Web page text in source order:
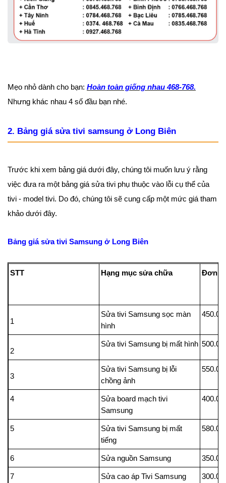
Mẹo nhỏ dành cho bạn: Hoàn toàn giống nhau 468-768.
Nhưng khác nhau 4 số đầu bạn nhé.
2. Bảng giá sửa tivi samsung ở Long Biên
Trước khi xem bảng giá dưới đây, chúng tôi muốn lưu ý rằng
việc đưa ra một bảng giá sửa tivi phụ thuộc vào lỗi cụ thể của
tivi - model tivi. Do đó, chúng tôi sẽ cung cấp một mức giá tham
khảo dưới đây.
Bảng giá sửa tivi Samsung ở Long Biên
STT Hạng mục sửa chữa
1
Sửa tivi Samsung sọc màn
hình
2
Sửa tivi Samsung bị mất hình
3
Sửa tivi Samsung bị lỗi
chồng ảnh
4
Sửa board mạch tivi
Samsung
5
Sửa tivi Samsung bị mất
tiếng
6 Sửa nguồn Samsung
7 Sửa cao áp Tivi Samsung